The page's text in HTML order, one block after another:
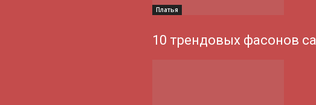
Платья
10 трендовых фасонов